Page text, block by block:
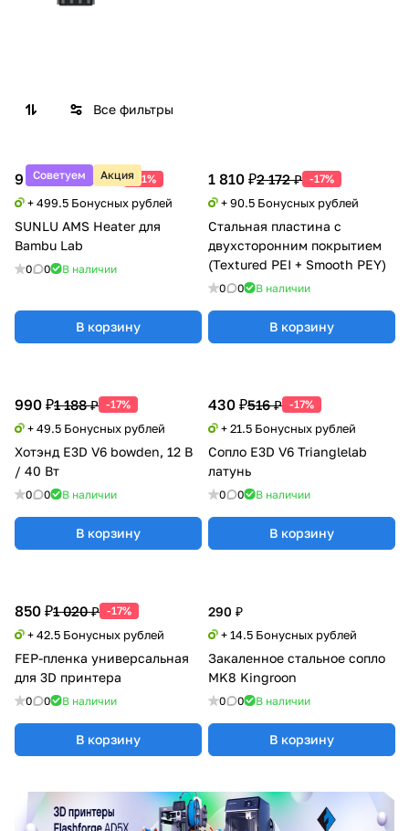
Все фильтры
Советуем Акция
9 990 ₽20 388 ₽ -51%
+ 499.5 Бонусных рублей
SUNLU AMS Heater для
Bambu Lab
0 0 В наличии
В корзину
1 810 ₽2 172 ₽ -17%
+ 90.5 Бонусных рублей
Стальная пластина с
двухсторонним покрытием
(Textured PEI + Smooth PEY)
0 0 В наличии
В корзину
990 ₽1 188 ₽ -17%
+ 49.5 Бонусных рублей
Хотэнд E3D V6 bowden, 12 В
/ 40 Вт
0 0 В наличии
В корзину
430 ₽516 ₽ -17%
+ 21.5 Бонусных рублей
Сопло E3D V6 Trianglelab
латунь
0 0 В наличии
В корзину
850 ₽1 020 ₽ -17%
+ 42.5 Бонусных рублей
FEP-пленка универсальная
для 3D принтера
0 0 В наличии
В корзину
290 ₽
+ 14.5 Бонусных рублей
Закаленное стальное сопло
MK8 Kingroon
0 0 В наличии
В корзину